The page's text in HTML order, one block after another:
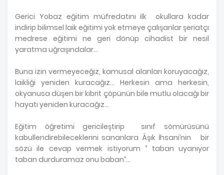
Gerici Yobaz eğitim müfredatını ilk okullara kadar
indirip bilimsel laik eğitimi yok etmeye çalışanlar şeriatçı
medrese eğitimi ne geri dönüp cihadist bir nesil
yaratma uğraşındalar…
Buna izin vermeyeceğiz, kamusal alanları koruyacağız,
laikliği yeniden kuracağız… Herkesin ama herkesin,
okyanusa düşen bir kibrit çöpünün bile mutlu olacağı bir
hayatı yeniden kuracağız…
Eğitim öğretimi gericileştirip sınıf sömürüsünü
kabullendirebileceklerini sananlara Âşık İhsani’nin bir
sözü ile cevap vermek istiyorum ‘’ taban uyanıyor
taban durduramaz onu baban’’…